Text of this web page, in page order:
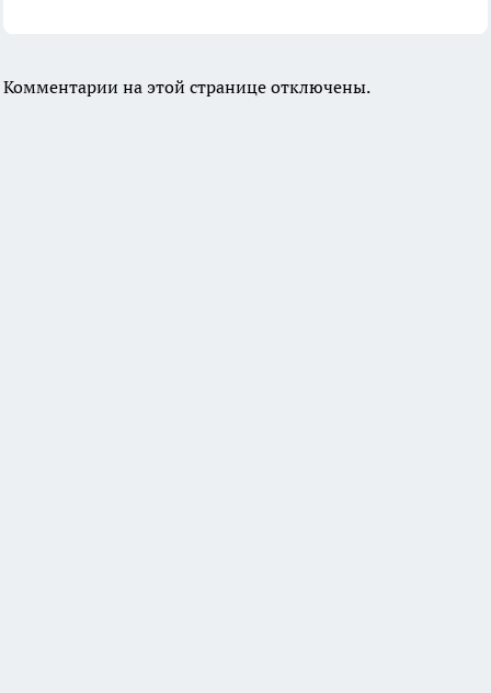
Комментарии на этой странице отключены.